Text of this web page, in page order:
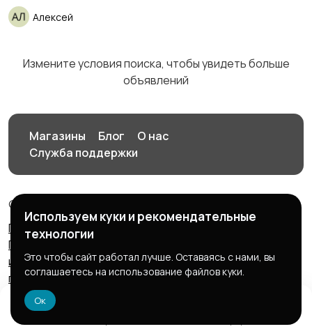
Перевозки, склад,
закупки
Производство Рестораны и общепит
Алексей
Измените условия поиска, чтобы увидеть больше
объявлений
Магазины Блог
О нас
Служба поддержки
© 2026 Птичка
Пользовательское соглашение
Политика конфиденциальности
использования файлов cookie
Запрещенные к
публикации товары и услуги
Согласие на обработку
персональных данных
Используем куки и рекомендательные
технологии
Это чтобы сайт работал лучше. Оставаясь с нами, вы
соглашаетесь на использование файлов куки.
Ок